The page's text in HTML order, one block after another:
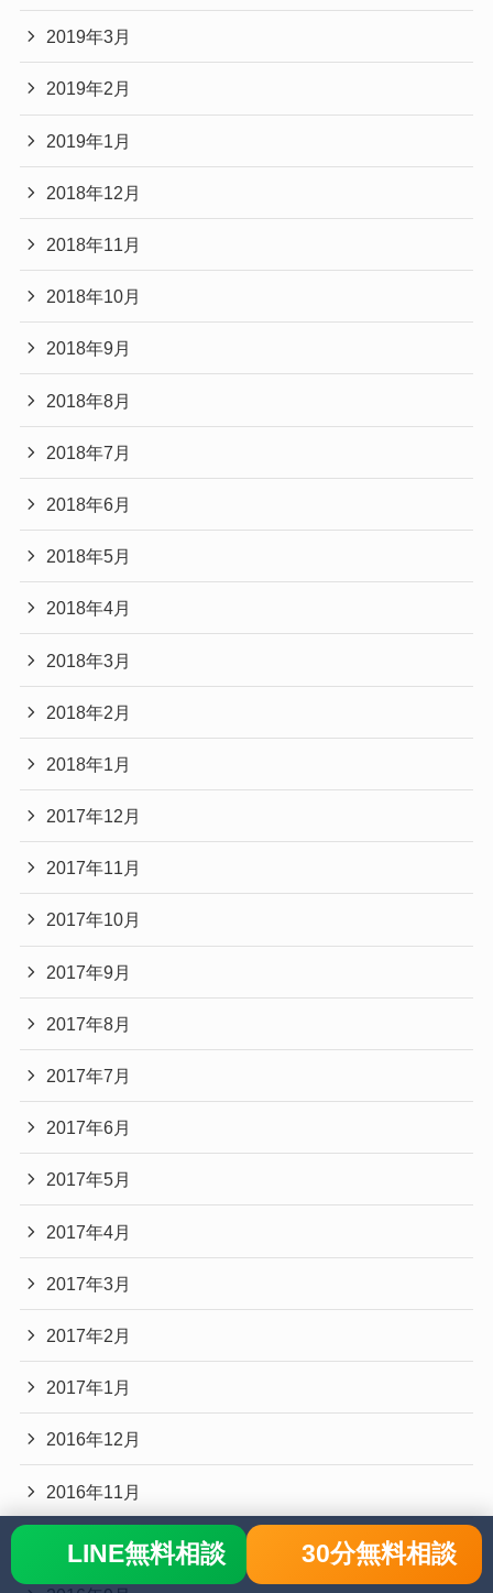
2019年3月
2019年2月
2019年1月
2018年12月
2018年11月
2018年10月
2018年9月
2018年8月
2018年7月
2018年6月
2018年5月
2018年4月
2018年3月
2018年2月
2018年1月
2017年12月
2017年11月
2017年10月
2017年9月
2017年8月
2017年7月
2017年6月
2017年5月
2017年4月
2017年3月
2017年2月
2017年1月
2016年12月
2016年11月
2016年10月
LINE無料相談 30分無料相談